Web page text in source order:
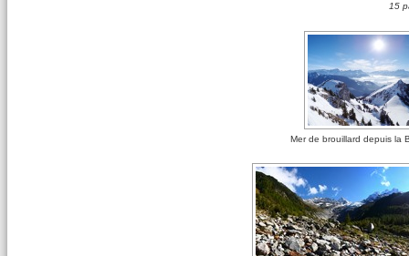
15
Mer de brouillard depuis la